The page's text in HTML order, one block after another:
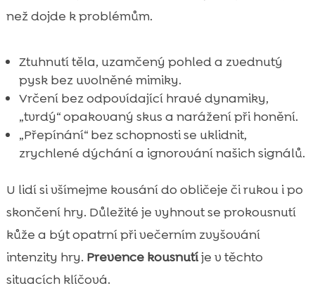
než dojde k problémům.
Ztuhnutí těla, uzamčený pohled a zvednutý
pysk bez uvolněné mimiky.
Vrčení bez odpovídající hravé dynamiky,
„tvrdý“ opakovaný skus a narážení při honění.
„Přepínání“ bez schopnosti se uklidnit,
zrychlené dýchání a ignorování našich signálů.
U lidí si všímejme kousání do obličeje či rukou i po
skončení hry. Důležité je vyhnout se prokousnutí
kůže a být opatrní při večerním zvyšování
intenzity hry. Prevence kousnutíje v těchto
situacích klíčová.